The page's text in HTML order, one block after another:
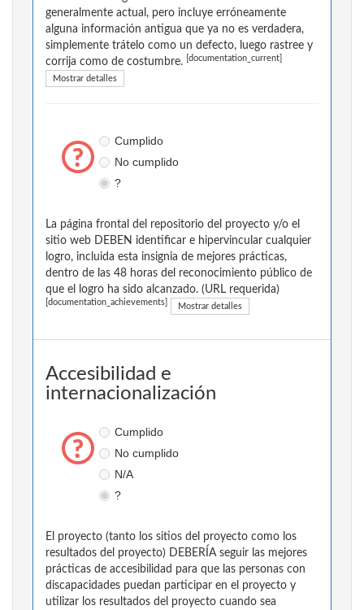
generalmente actual, pero incluye erróneamente
alguna información antigua que ya no es verdadera,
simplemente trátelo como un defecto, luego rastree y
corrija como de costumbre.
[documentation_current]
Mostrar detalles
Cumplido
No cumplido
?
La página frontal del repositorio del proyecto y/o el
sitio web DEBEN identificar e hipervincular cualquier
logro, incluida esta insignia de mejores prácticas,
dentro de las 48 horas del reconocimiento público de
que el logro ha sido alcanzado. (URL requerida)
[documentation_achievements] Mostrar detalles
Accesibilidad e
internacionalización
Cumplido
No cumplido
N/A
?
El proyecto (tanto los sitios del proyecto como los
resultados del proyecto) DEBERÍA seguir las mejores
prácticas de accesibilidad para que las personas con
discapacidades puedan participar en el proyecto y
utilizar los resultados del proyecto cuando sea